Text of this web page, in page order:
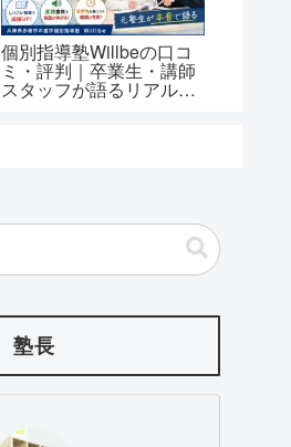
個別指導塾Willbeの口コ
ミ・評判｜卒業生・講師
スタッフが語るリアルな
塾長